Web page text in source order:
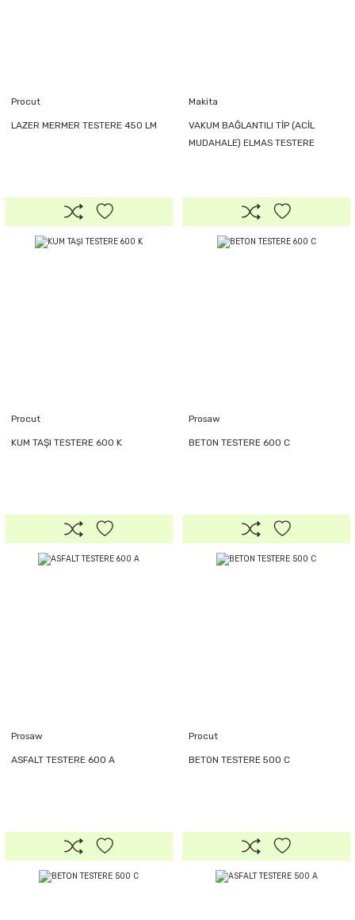
Procut
LAZER MERMER TESTERE 450 LM
Makita
VAKUM BAĞLANTILI TİP (ACİL
MUDAHALE) ELMAS TESTERE
Procut
KUM TAŞI TESTERE 600 K
Prosaw
BETON TESTERE 600 C
Prosaw
ASFALT TESTERE 600 A
Procut
BETON TESTERE 500 C